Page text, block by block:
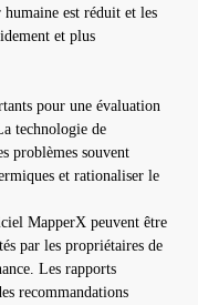
est réduit et les
et plus
pour une évaluation
technologie de
problèmes souvent
et rationaliser le
MapperX peuvent être
par les propriétaires de
Les rapports
recommandations